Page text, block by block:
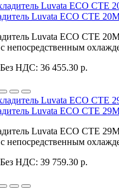
Luvata ECO CTE
Luvata ECO CTE
непосредственным
Без НДС: 36 455.30 р.
Luvata ECO CTE
Luvata ECO CTE
непосредственным
Без НДС: 39 759.30 р.